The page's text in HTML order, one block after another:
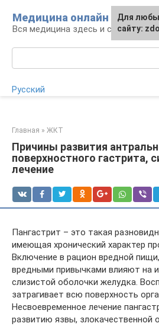
контенту
Медицина онлайн
Вся медицина здесь и сейчас
Русский
Главная » ЖКТ
Причины развития
поверхностного гастрита,
лечение
Пангастрит – это такая
имеющая хронический характер
Включение в рацион вредной
вредными привычками влияют на
слизистой оболочки желудка.
затрагивает всю поверхность
Несвоевременное лечение
развитию язвы, злокачественной
Для
сайту:
Для
сайту: